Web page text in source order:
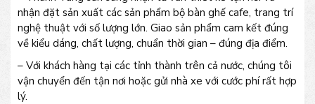
nhận đặt sản xuất các sản phẩm bộ bàn ghế cafe, trang trí
nghệ thuật với số lượng lớn. Giao sản phẩm cam kết đúng
về kiểu dáng, chất lượng, chuẩn thời gian – đúng địa điểm.
– Với khách hàng tại các tỉnh thành trên cả nước, chúng tôi
vận chuyển đến tận nơi hoặc gửi nhà xe với cước phí rất hợp
lý.